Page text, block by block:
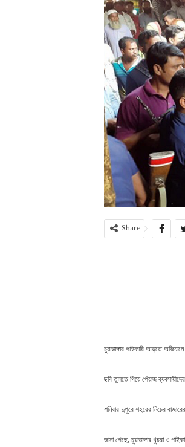
Share
চুয়াডাঙ্গার পাইকারি আড়তে
ছবি তুলতে গিয়ে পেঁয়াজ
শনিবার দুপুরে শহরের নিচের
জানা গেছে, চুয়াডাঙ্গার খুচরা ও